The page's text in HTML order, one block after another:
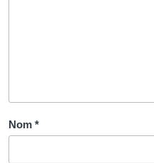
Nom *